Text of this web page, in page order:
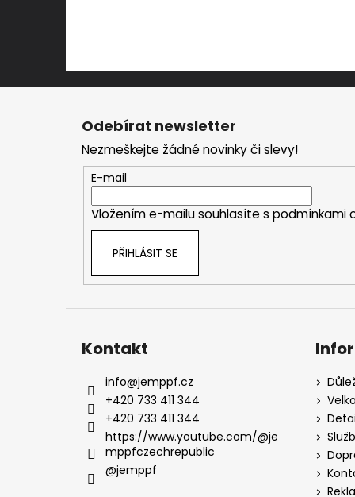
Odebírat newsletter
Nezmeškejte žádné novinky či slevy!
E-mail
Vložením e-mailu souhlasíte s podmínkami
PŘIHLÁSIT SE
Kontakt
info@jemppf.cz
+420 733 411 344
+420 733 411 344
https://www.youtube.com/@je
mppfczechrepublic
@jemppf